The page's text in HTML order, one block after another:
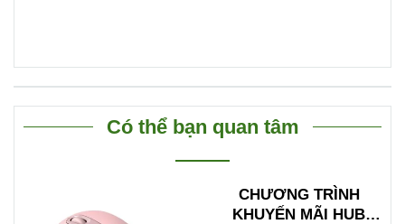
Có thể bạn quan tâm
CHƯƠNG TRÌNH
KHUYẾN MÃI HUB